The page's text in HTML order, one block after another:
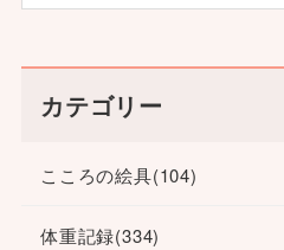
カテゴリー
こころの絵具(104)
体重記録(334)